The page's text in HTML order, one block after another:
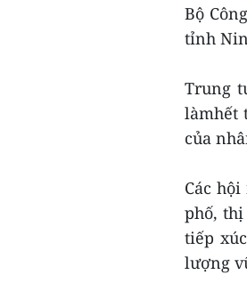
Bộ
tỉnh
Trung
làmhết
của
Các
phố,
tiếp
lượng